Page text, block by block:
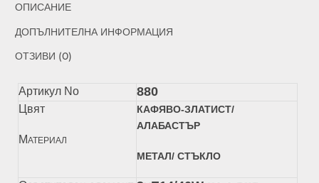
ОПИСАНИЕ
ДОПЪЛНИТЕЛНА ИНФОРМАЦИЯ
ОТЗИВИ (0)
Артикул No 880
Цвят
МАТЕРИАЛ
КАФЯВО-ЗЛАТИСТ/
АЛАБАСТЪР
МЕТАЛ/ СТЪКЛО